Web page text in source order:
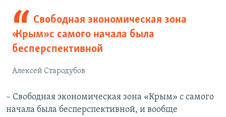
Свободная экономическая зона
«Крым» с самого начала была
бесперспективной
Алексей Стародубов
– Свободная экономическая зона «Крым» с самого
начала была бесперспективной, и вообще